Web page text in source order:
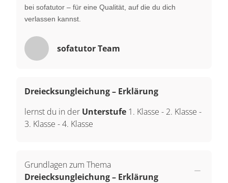
bei sofatutor – für eine Qualität, auf die du dich
verlassen kannst.
sofatutor Team
Dreiecksungleichung – Erklärung
lernst du in der Unterstufe 1. Klasse - 2. Klasse -
3. Klasse -4. Klasse
Grundlagen zum Thema
Dreiecksungleichung – Erklärung